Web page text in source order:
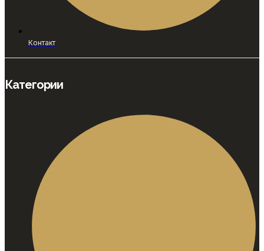
Контакт
Категории